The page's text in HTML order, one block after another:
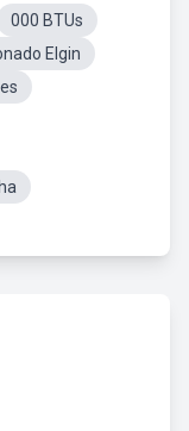
000 BTUs
Elgin